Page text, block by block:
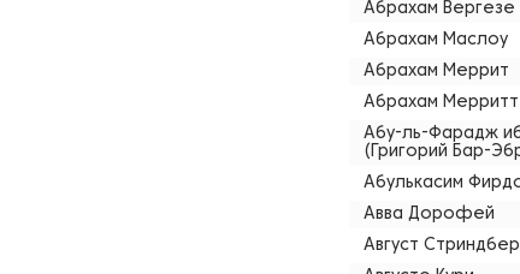
Абрахам Вергезе
Абрахам Маслоу
Абрахам Меррит
Абрахам Мерритт
Абу-ль-Фарадж
(Григорий Бар-
Абулькасим
Авва Дорофей
Август